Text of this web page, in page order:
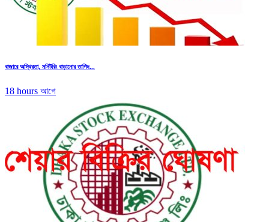
বাজারে অস্থিরতা, মনিটরিং বাড়ানোর তাগিদ...
18 hours আগে